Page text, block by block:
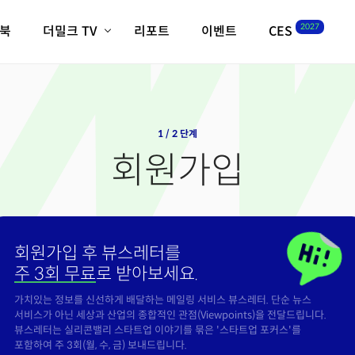
더밀크 TV
크리스의 뉴욕 시그널
밸리토크
리포트 이벤트 CES 2027
1 / 2 단계
회원가입
회원가입 후 뷰스레터를
주 3회 무료로 받아보세요.
가치있는 정보를 신선하게 배달하는 메일링 서비스 뷰스레터. 단순 뉴스
서비스가 아닌 세상과 산업의 종합적인 관점(Viewpoints)을 전달드립니다.
뷰스레터는 실리콘밸리 스타트업 이야기를 묶은 '스타트업 포커스'를
포함하여 주 3회(월, 수, 금) 보내드립니다.